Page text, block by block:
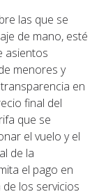
las que se
de mano, esté
asientos
menores y
en
final del
que se
el vuelo y el
de la
el pago en
los servicios